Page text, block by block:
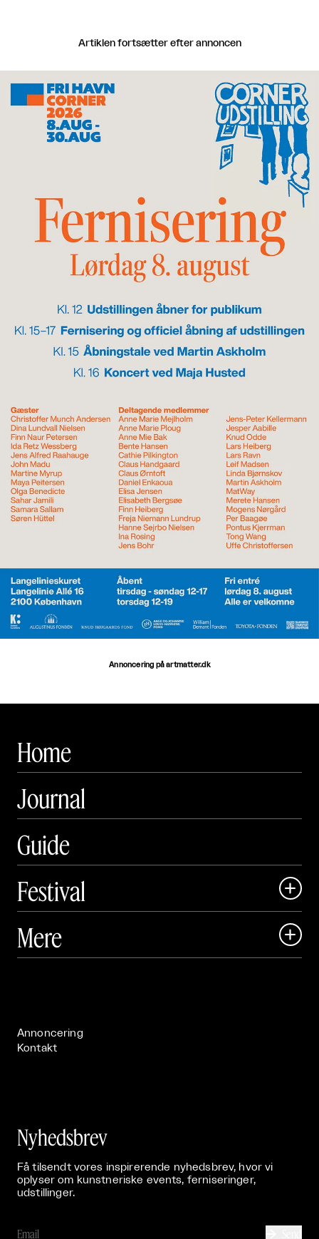
Artiklen fortsætter efter annoncen
Annoncering på artmatter.dk
Home
Journal
Guide
Festival

 Art Matter Festival
Mere 
Annoncering
Kontakt
Nyhedsbrev
Få tilsendt vores inspirerende nyhedsbrev, hvor vi
oplyser om kunstneriske events, ferniseringer,
udstillinger.